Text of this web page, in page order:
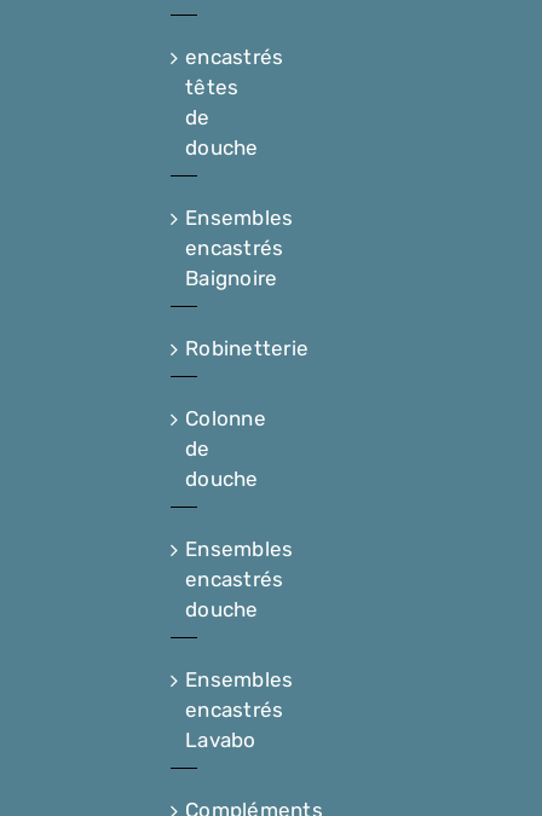
encastrés
têtes
de
douche
Ensembles
encastrés
Baignoire
Robinetterie
Colonne
de
douche
Ensembles
encastrés
douche
Ensembles
encastrés
Lavabo
Compléments